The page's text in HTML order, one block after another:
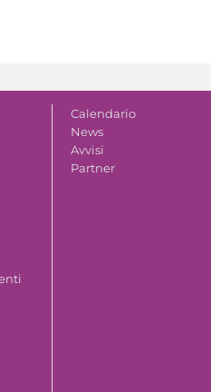
Calendario
News
Avvisi
Partner